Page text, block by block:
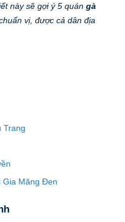
này sẽ gợi ý 5 quán gà
vị, được cả dân địa
Trang
Gia Măng Đen